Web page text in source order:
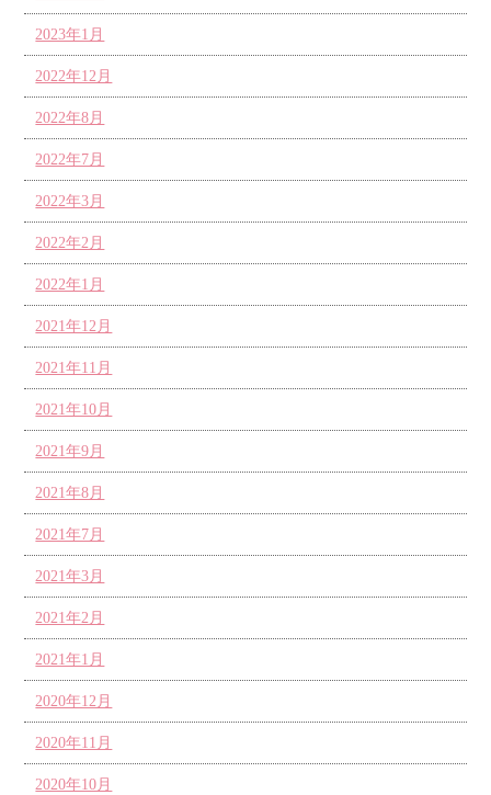
2023年1月
2022年12月
2022年8月
2022年7月
2022年3月
2022年2月
2022年1月
2021年12月
2021年11月
2021年10月
2021年9月
2021年8月
2021年7月
2021年3月
2021年2月
2021年1月
2020年12月
2020年11月
2020年10月